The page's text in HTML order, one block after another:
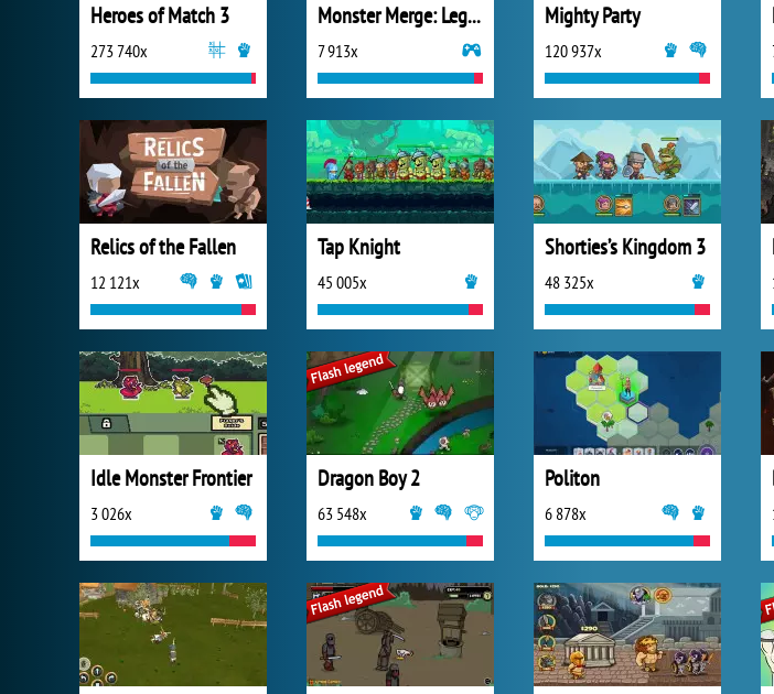
Heroes of Match 3
273 740x
Monster Merge: Legends Alive
7 913x
Mighty Party
120 937x
Relics of the Fallen
12 121x
Tap Knight
45 005x
Shorties’s Kingdom 3
48 325x
Idle Monster Frontier
3 026x
Dragon Boy 2
63 548x
Politon
6 878x